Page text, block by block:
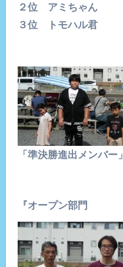
２位 アミちゃん
３位 トモハル君
「準決勝進出メンバー」
『オープン部門